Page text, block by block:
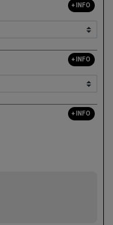
+ INFO
+ INFO
+ INFO